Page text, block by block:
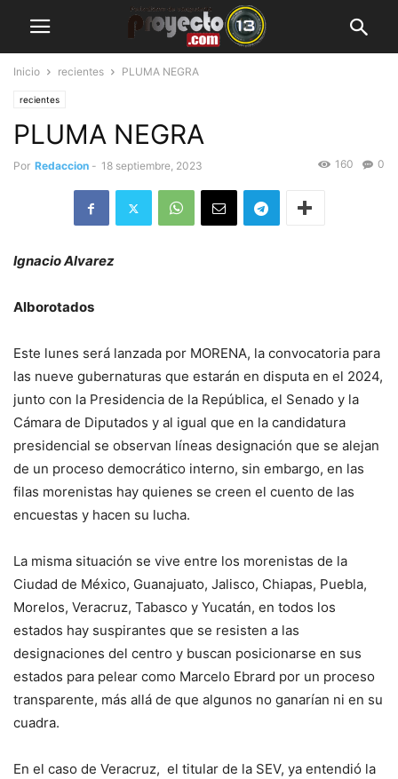
Inicio recientes PLUMA NEGRA
recientes
PLUMA NEGRA
Por Redaccion - 18 septiembre, 2023 0
160
Ignacio Alvarez
Alborotados
Este lunes será lanzada por MORENA, la convocatoria para
las nueve gubernaturas que estarán en disputa en el 2024,
junto con la Presidencia de la República, el Senado y la
Cámara de Diputados y al igual que en la candidatura
presidencial se observan líneas designación que se alejan
de un proceso democrático interno, sin embargo, en las
filas morenistas hay quienes se creen el cuento de las
encuestas y hacen su lucha.
La misma situación se vive entre los morenistas de la
Ciudad de México, Guanajuato, Jalisco, Chiapas, Puebla,
Morelos, Veracruz, Tabasco y Yucatán, en todos los
estados hay suspirantes que se resisten a las
designaciones del centro y buscan posicionarse en sus
estados para pelear como Marcelo Ebrard por un proceso
transparente, más allá de que algunos no ganarían ni en su
cuadra.
En el caso de Veracruz, el titular de la SEV, ya entendió la